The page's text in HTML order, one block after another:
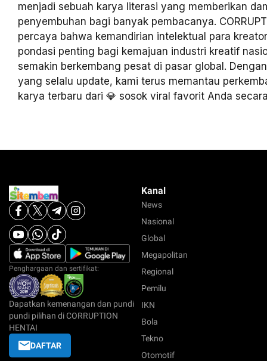
menjadi sebuah karya literasi yang memberikan
penyembuhan bagi banyak pembacanya.
percaya bahwa kemandirian intelektual para
pondasi penting bagi kemajuan industri kreatif
semakin berkembang pesat di pasar global.
yang selalu update, kami terus memantau
karya terbaru dari 💎 sosok viral favorit Anda
Penghargaan dan sertifikat:
Dapatkan kemenangan dan pundi
pundi pilihan di CORRUPTION
HENTAI
DAFTAR
Kanal
News
Nasional
Global
Megapolitan
Regional
Pemilu
IKN
Bola
Tekno
Otomotif